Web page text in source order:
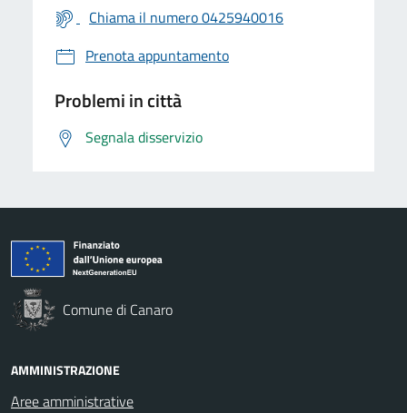
Chiama il numero 0425940016
Prenota appuntamento
Problemi in città
Segnala disservizio
Comune di Canaro
AMMINISTRAZIONE
Aree amministrative